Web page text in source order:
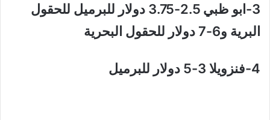
3-ابو ظبي 2.5-3.75 دولار للبرميل للحقول
البرية و6-7 دولار للحقول البحرية
4-فنزويلا 3-5 دولار للبرميل